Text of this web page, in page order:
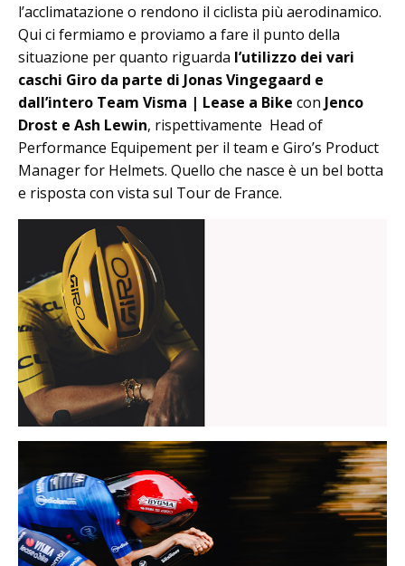
l’acclimatazione o rendono il ciclista più aerodinamico.
Qui ci fermiamo e proviamo a fare il punto della
situazione per quanto riguarda l’utilizzo dei vari
caschi Giro da parte di Jonas Vingegaard e
dall’intero Team Visma | Lease a Bike con Jenco
Drost e Ash Lewin, rispettivamente Head of
Performance Equipement per il team e Giro’s Product
Manager for Helmets. Quello che nasce è un bel botta
e risposta con vista sul Tour de France.